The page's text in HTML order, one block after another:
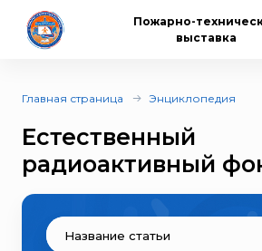
Пожарно-
выставка
Главная страница Энциклопедия
Естественный
радиоактивный